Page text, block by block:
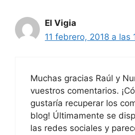
El Vigia
11 febrero, 2018 a las
Muchas gracias Raúl y
vuestros comentarios.
gustaría recuperar los
blog! Últimamente se
las redes sociales y